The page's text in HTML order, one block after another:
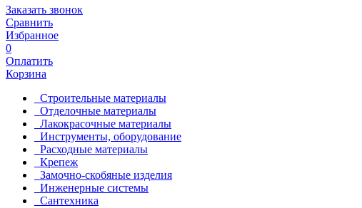
Заказать звонок
Сравнить
Избранное
0
Оплатить
Корзина
Строительные материалы
Отделочные материалы
Лакокрасочные материалы
Инструменты, оборудование
Расходные материалы
Крепеж
Замочно-скобяные изделия
Инженерные системы
Сантехника